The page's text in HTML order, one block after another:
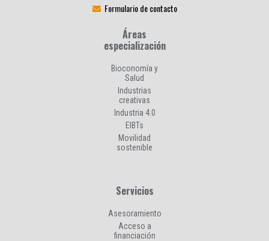
Formulario de contacto
Áreas
especialización
Bioconomía y
Salud
Industrias
creativas
Industria 4.0
EIBTs
Movilidad
sostenible
Servicios
Asesoramiento
Acceso a
financiación